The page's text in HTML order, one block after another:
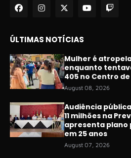
ÚLTIMAS NOTÍCIAS
Mulher é
enquanto
405 no Centro
August 08, 2026
Audiência
11 milhões na
apresenta
em 25 anos
August 07, 2026